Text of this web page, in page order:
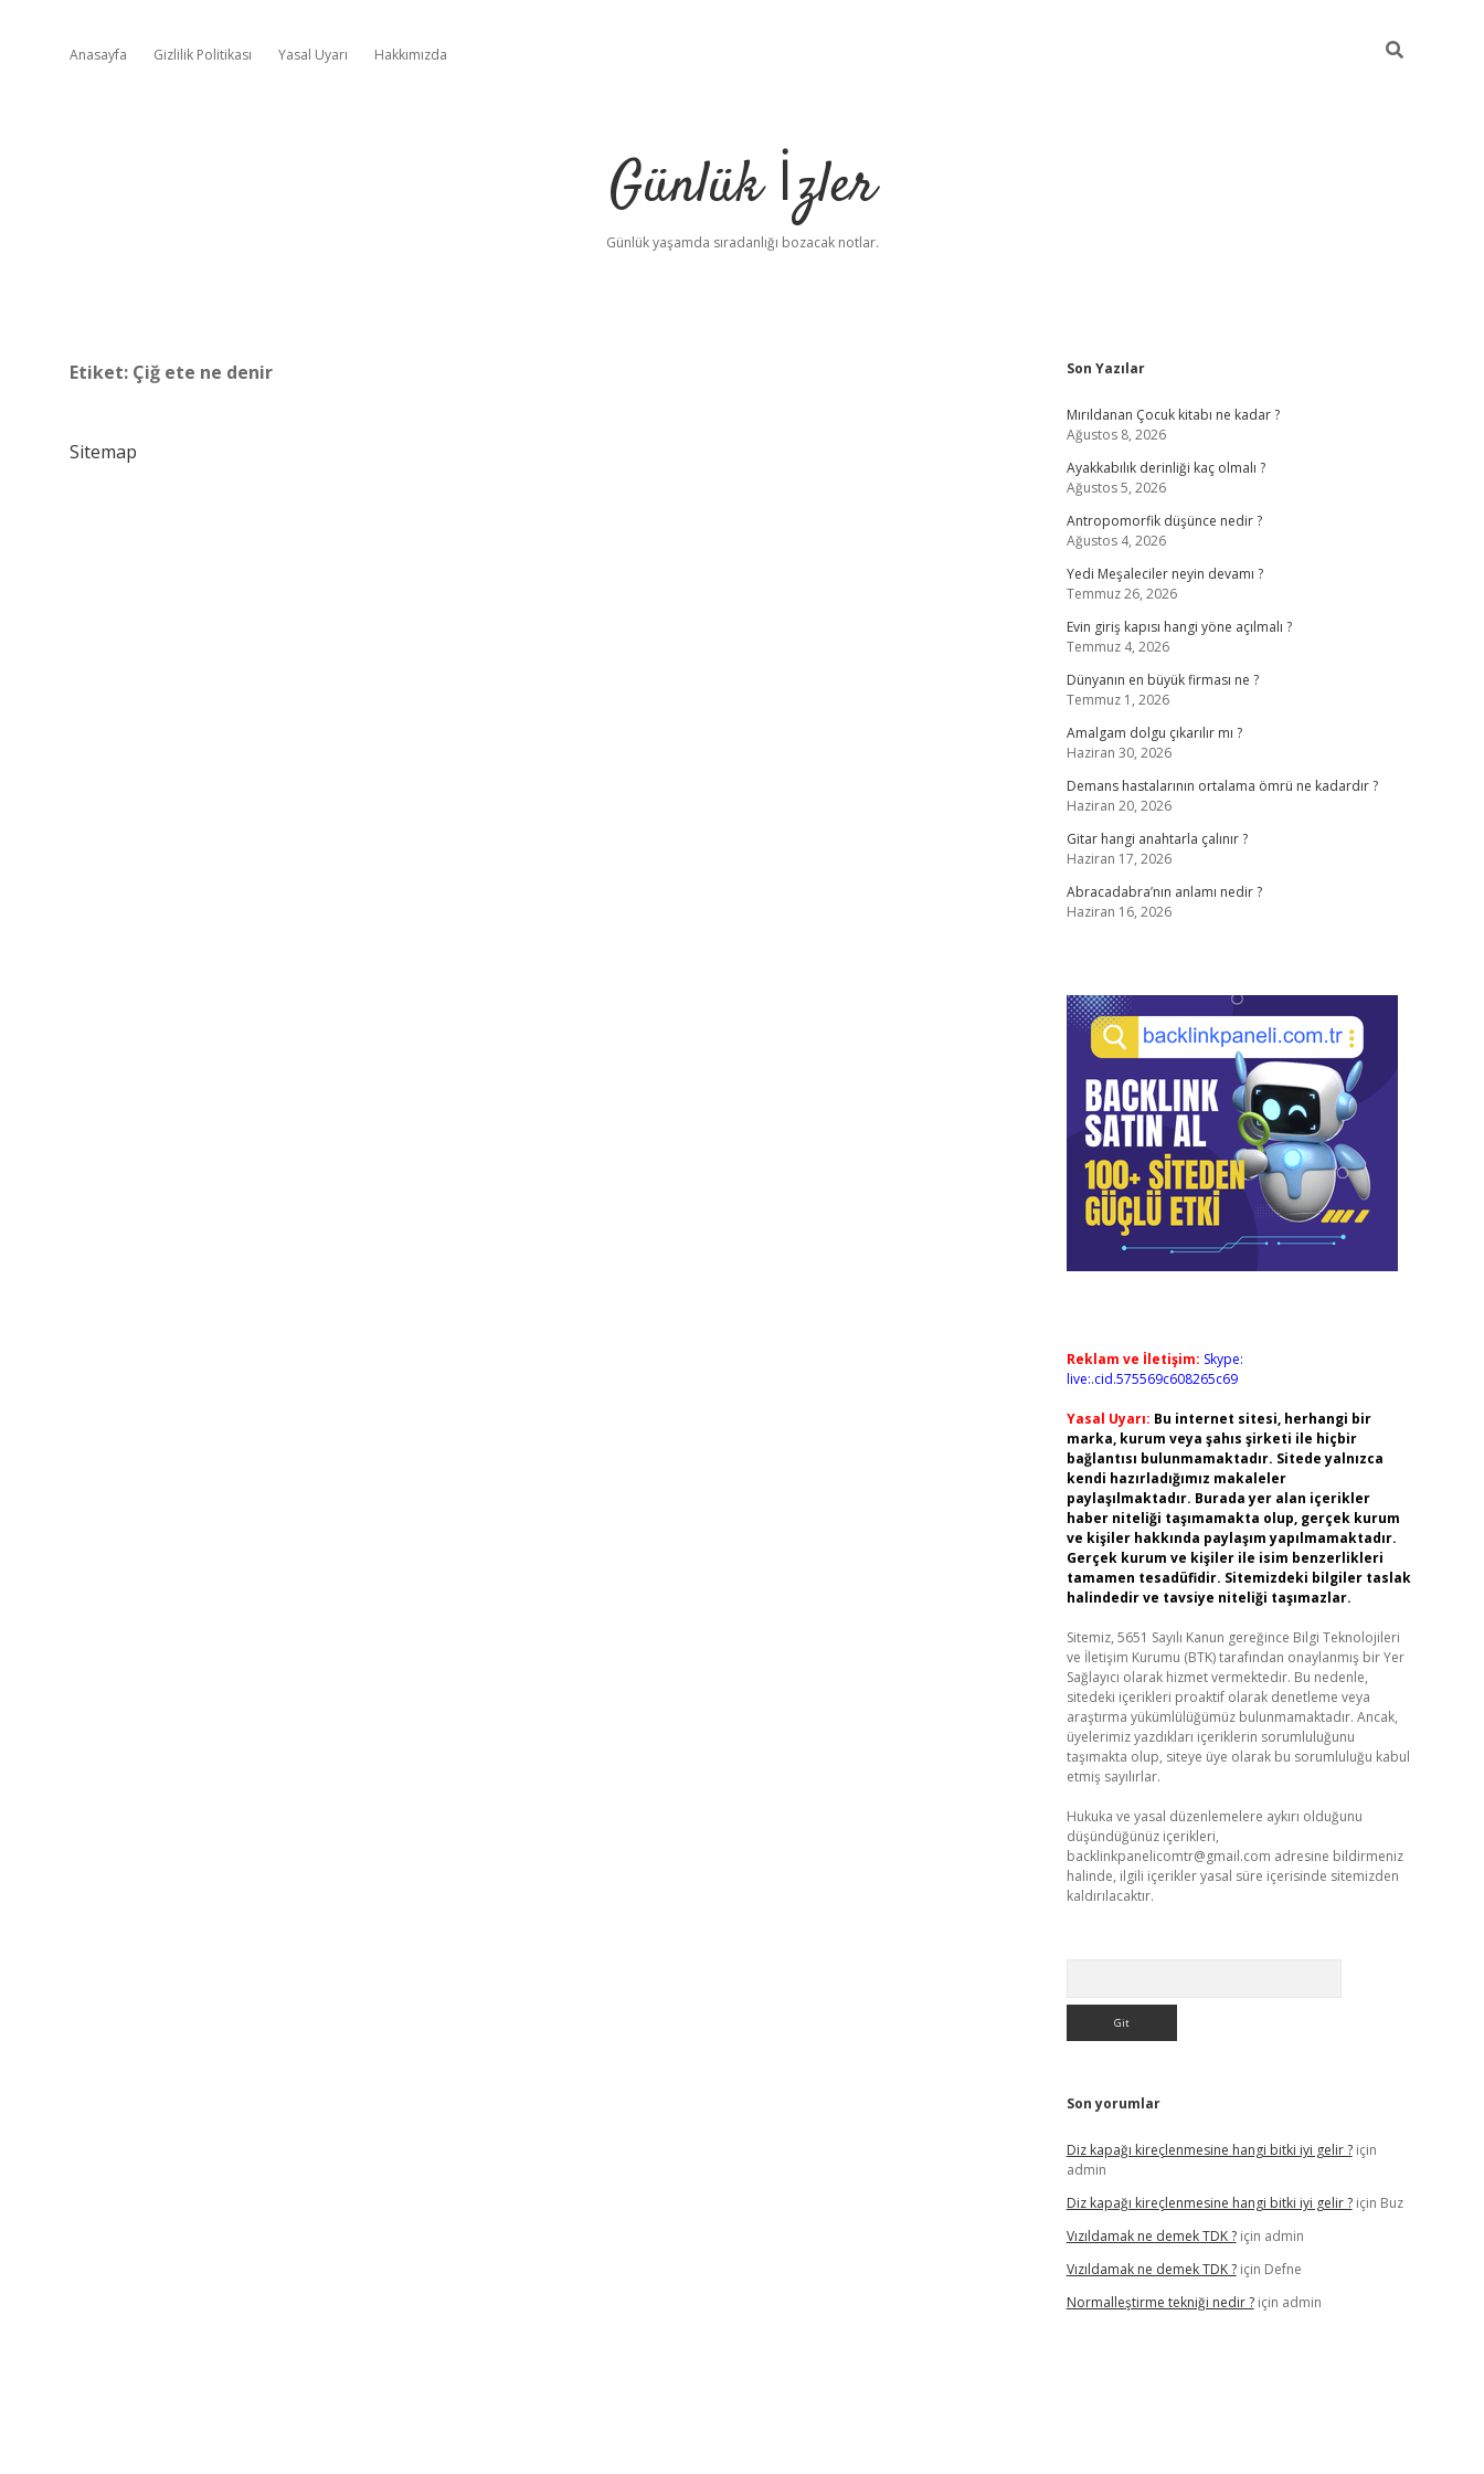
Anasayfa Gizlilik Politikası Yasal Uyarı Hakkımızda
Günlük İzler
Günlük yaşamda sıradanlığı bozacak notlar.
Etiket: Çiğ ete ne denir
Sitemap
Sidebar
Son Yazılar
Mırıldanan Çocuk kitabı ne kadar ?
Ağustos 8, 2026
Ayakkabılık derinliği kaç olmalı ?
Ağustos 5, 2026
Antropomorfik düşünce nedir ?
Ağustos 4, 2026
Yedi Meşaleciler neyin devamı ?
Temmuz 26, 2026
Evin giriş kapısı hangi yöne açılmalı ?
Temmuz 4, 2026
Dünyanın en büyük firması ne ?
Temmuz 1, 2026
Amalgam dolgu çıkarılır mı ?
Haziran 30, 2026
Demans hastalarının ortalama ömrü ne kadardır ?
Haziran 20, 2026
Gitar hangi anahtarla çalınır ?
Haziran 17, 2026
Abracadabra’nın anlamı nedir ?
Haziran 16, 2026
Reklam ve İletişim: Skype:
live:.cid.575569c608265c69
Yasal Uyarı: Bu internet sitesi, herhangi bir
marka, kurum veya şahıs şirketi ile hiçbir
bağlantısı bulunmamaktadır. Sitede yalnızca
kendi hazırladığımız makaleler
paylaşılmaktadır. Burada yer alan içerikler
haber niteliği taşımamakta olup, gerçek kurum
ve kişiler hakkında paylaşım yapılmamaktadır.
Gerçek kurum ve kişiler ile isim benzerlikleri
tamamen tesadüfidir. Sitemizdeki bilgiler taslak
halindedir ve tavsiye niteliği taşımazlar.
Sitemiz, 5651 Sayılı Kanun gereğince Bilgi Teknolojileri
ve İletişim Kurumu (BTK) tarafından onaylanmış bir Yer
Sağlayıcı olarak hizmet vermektedir. Bu nedenle,
sitedeki içerikleri proaktif olarak denetleme veya
araştırma yükümlülüğümüz bulunmamaktadır. Ancak,
üyelerimiz yazdıkları içeriklerin sorumluluğunu
taşımakta olup, siteye üye olarak bu sorumluluğu kabul
etmiş sayılırlar.
Hukuka ve yasal düzenlemelere aykırı olduğunu
düşündüğünüz içerikleri,
backlinkpanelicomtr@gmail.com adresine bildirmeniz
halinde, ilgili içerikler yasal süre içerisinde sitemizden
kaldırılacaktır.
Son yorumlar
Diz kapağı kireçlenmesine hangi bitki iyi gelir ?için
admin
Diz kapağı kireçlenmesine hangi bitki iyi gelir ?için Buz
Vızıldamak ne demek TDK ?için admin
Vızıldamak ne demek TDK ?için Defne
Normalleştirme tekniği nedir ?için admin